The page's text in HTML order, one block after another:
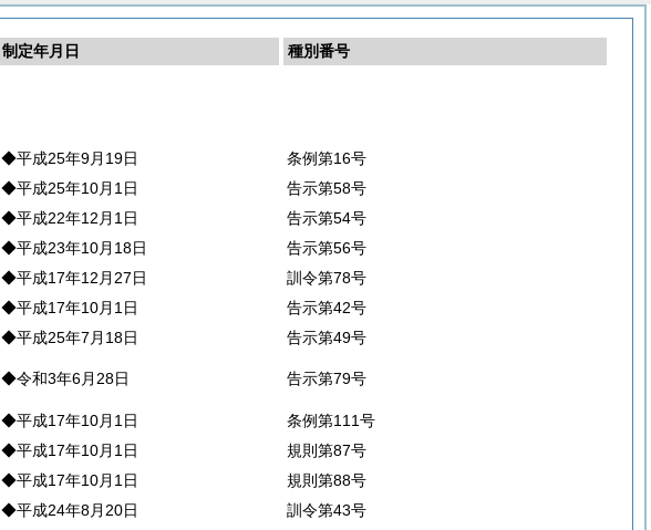
制定年月日
種別番号
◆平成25年9月19日
条例第16号
◆平成25年10月1日
告示第58号
◆平成22年12月1日
告示第54号
◆平成23年10月18日
告示第56号
◆平成17年12月27日
訓令第78号
◆平成17年10月1日
告示第42号
◆平成25年7月18日
告示第49号
◆令和3年6月28日 告示第79号
◆平成17年10月1日
条例第111号
◆平成17年10月1日
規則第87号
◆平成17年10月1日
規則第88号
◆平成24年8月20日
訓令第43号